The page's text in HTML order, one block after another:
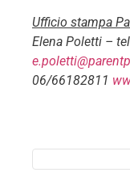
Ufficio stampa
Elena Poletti –
06/66182811